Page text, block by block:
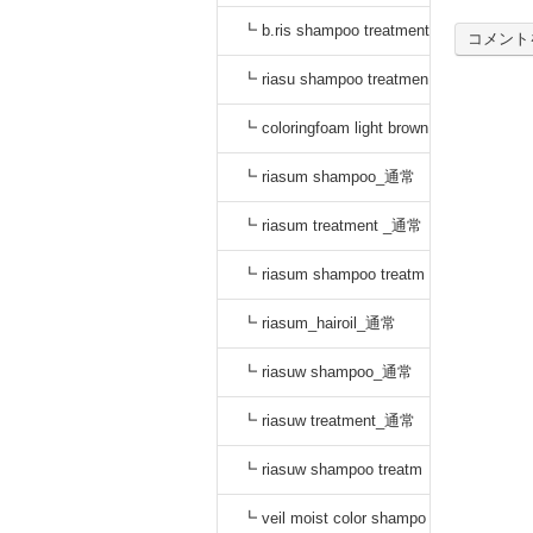
_通常
┗ b.ris shampoo treatment
セット_通常
┗ riasu shampoo treatmen
t セット_通常
┗ coloringfoam light brown
_通常
┗ riasum shampoo_通常
┗ riasum treatment _通常
┗ riasum shampoo treatm
ent セット_通常
┗ riasum_hairoil_通常
┗ riasuw shampoo_通常
┗ riasuw treatment_通常
┗ riasuw shampoo treatm
ent セット_通常
┗ veil moist color shampo
コメン